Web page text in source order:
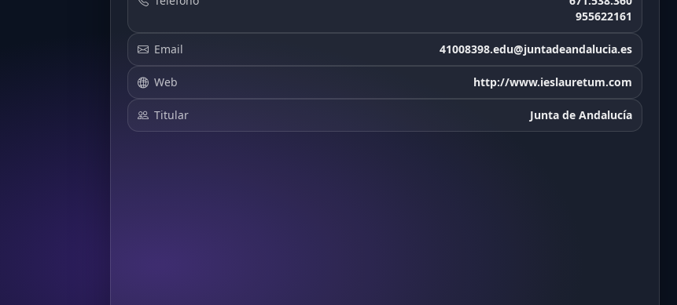
955622161
Email 41008398.edu@juntadeandalucia.es
Web http://www.ieslauretum.com
Titular Junta de Andalucía